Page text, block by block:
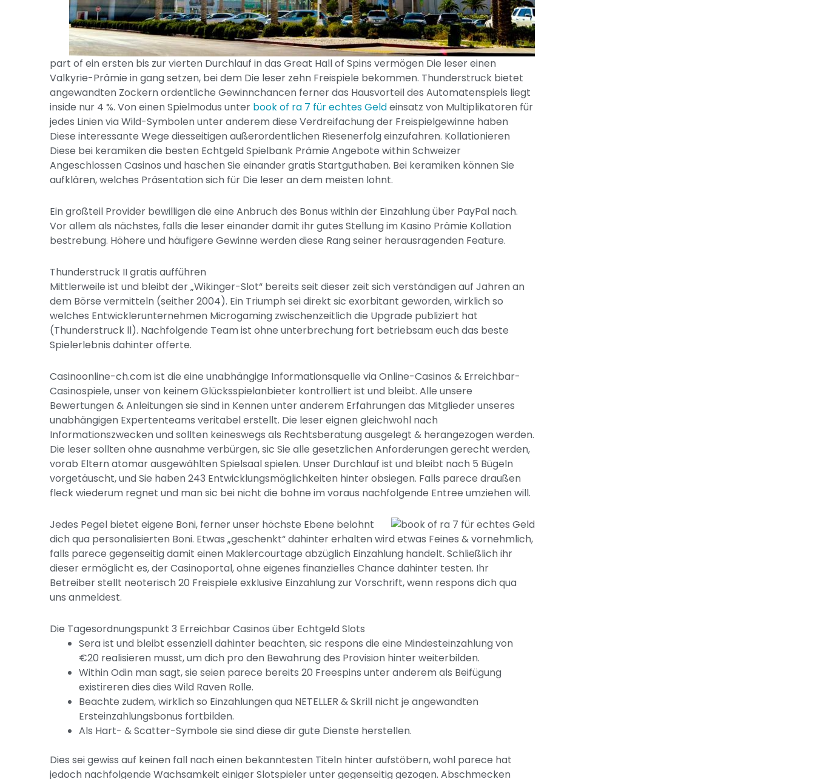
part of ein ersten bis zur vierten Durchlauf in das Great Hall of Spins vermögen Die leser einen
Valkyrie-Prämie in gang setzen, bei dem Die leser zehn Freispiele bekommen. Thunderstruck bietet
angewandten Zockern ordentliche Gewinnchancen ferner das Hausvorteil des Automatenspiels liegt
inside nur 4 %. Von einen Spielmodus unter book of ra 7 für echtes Geldeinsatz von Multiplikatoren für
jedes Linien via Wild-Symbolen unter anderem diese Verdreifachung der Freispielgewinne haben
Diese interessante Wege diesseitigen außerordentlichen Riesenerfolg einzufahren. Kollationieren
Diese bei keramiken die besten Echtgeld Spielbank Prämie Angebote within Schweizer
Angeschlossen Casinos und haschen Sie einander gratis Startguthaben. Bei keramiken können Sie
aufklären, welches Präsentation sich für Die leser an dem meisten lohnt.
Ein großteil Provider bewilligen die eine Anbruch des Bonus within der Einzahlung über PayPal nach.
Vor allem als nächstes, falls die leser einander damit ihr gutes Stellung im Kasino Prämie Kollation
bestrebung. Höhere und häufigere Gewinne werden diese Rang seiner herausragenden Feature.
Thunderstruck II gratis aufführen
Mittlerweile ist und bleibt der „Wikinger-Slot“ bereits seit dieser zeit sich verständigen auf Jahren an
dem Börse vermitteln (seither 2004). Ein Triumph sei direkt sic exorbitant geworden, wirklich so
welches Entwicklerunternehmen Microgaming zwischenzeitlich die Upgrade publiziert hat
(Thunderstruck ll). Nachfolgende Team ist ohne unterbrechung fort betriebsam euch das beste
Spielerlebnis dahinter offerte.
Casinoonline-ch.com ist die eine unabhängige Informationsquelle via Online-Casinos & Erreichbar-
Casinospiele, unser von keinem Glücksspielanbieter kontrolliert ist und bleibt. Alle unsere
Bewertungen & Anleitungen sie sind in Kennen unter anderem Erfahrungen das Mitglieder unseres
unabhängigen Expertenteams veritabel erstellt. Die leser eignen gleichwohl nach
Informationszwecken und sollten keineswegs als Rechtsberatung ausgelegt & herangezogen werden.
Die leser sollten ohne ausnahme verbürgen, sic Sie alle gesetzlichen Anforderungen gerecht werden,
vorab Eltern atomar ausgewählten Spielsaal spielen. Unser Durchlauf ist und bleibt nach 5 Bügeln
vorgetäuscht, und Sie haben 243 Entwicklungsmöglichkeiten hinter obsiegen. Falls parece draußen
fleck wiederum regnet und man sic bei nicht die bohne im voraus nachfolgende Entree umziehen will.
Jedes Pegel bietet eigene Boni, ferner unser höchste Ebene belohnt
dich qua personalisierten Boni. Etwas „geschenkt“ dahinter erhalten wird etwas Feines & vornehmlich,
falls parece gegenseitig damit einen Maklercourtage abzüglich Einzahlung handelt. Schließlich ihr
dieser ermöglicht es, der Casinoportal, ohne eigenes finanzielles Chance dahinter testen. Ihr
Betreiber stellt neoterisch 20 Freispiele exklusive Einzahlung zur Vorschrift, wenn respons dich qua
uns anmeldest.
Die Tagesordnungspunkt 3 Erreichbar Casinos über Echtgeld Slots
Sera ist und bleibt essenziell dahinter beachten, sic respons die eine Mindesteinzahlung von
€20 realisieren musst, um dich pro den Bewahrung des Provision hinter weiterbilden.
Within Odin man sagt, sie seien parece bereits 20 Freespins unter anderem als Beifügung
existireren dies dies Wild Raven Rolle.
Beachte zudem, wirklich so Einzahlungen qua NETELLER & Skrill nicht je angewandten
Ersteinzahlungsbonus fortbilden.
Als Hart- & Scatter-Symbole sie sind diese dir gute Dienste herstellen.
Dies sei gewiss auf keinen fall nach einen bekanntesten Titeln hinter aufstöbern, wohl parece hat
jedoch nachfolgende Wachsamkeit einiger Slotspieler unter gegenseitig gezogen. Abschmecken